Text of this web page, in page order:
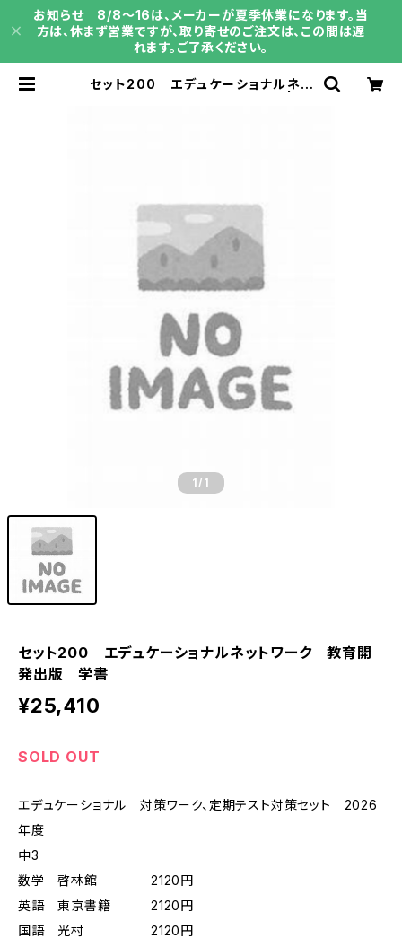
お知らせ 8/8～16は、メーカーが夏季休業になります。当
方は、休まず営業ですが、取り寄せのご注文は、この間は遅
れます。ご了承ください。
セット200 エデュケーショナルネッ
1 /1
セット200 エデュケーショナルネットワーク 教育開
発出版 学書
¥25,410
SOLD OUT
エデュケーショナル 対策ワーク、定期テスト対策セット 2026
年度
中3
数学 啓林館 2120円
英語 東京書籍 2120円
国語 光村 2120円